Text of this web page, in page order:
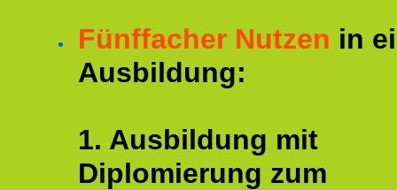
Fünffacher Nutzen in
Ausbildung:
1. Ausbildung mit
Diplomierung zum